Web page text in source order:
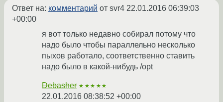
Ответ на: комментарий от svr4 22.01.2016 06:39:03
+00:00
я вот только недавно собирал потому что
надо было чтобы параллельно несколько
пыхов работало, соответственно ставить
надо было в какой-нибудь /opt
Debasher ★★★★★
22.01.2016 08:38:52 +00:00